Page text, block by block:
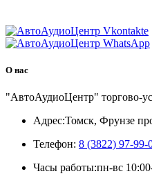
О нас
"АвтоАудиоЦентр" торгово-
Адрес:Томск, Фрунзе
Телефон: 8 (3822) 97-99-
Часы работы:пн-вс